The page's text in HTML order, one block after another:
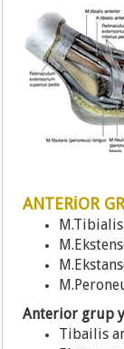
ANTERİOR
Anterior grup
Tibailis